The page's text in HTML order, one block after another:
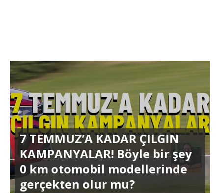
7 TEMMUZ’A KADAR ÇILGIN
KAMPANYALAR! Böyle bir şey
0 km otomobil modellerinde
gerçekten olur mu?